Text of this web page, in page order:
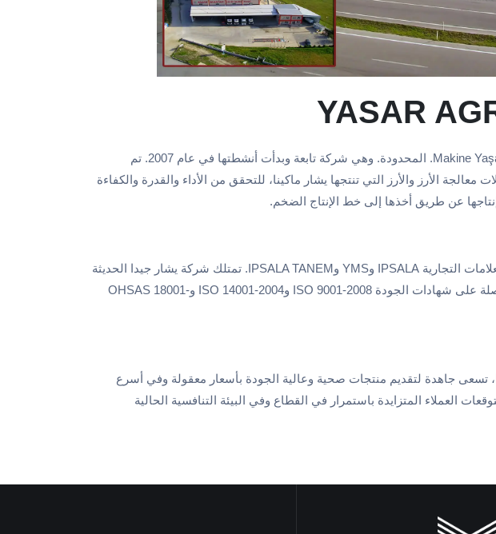
YASAR
منشأة معالجة الأرز Makine Yaşar Makine Sanayi ve Ticaret Ltd. المحدودة. وهي شركة تابعة وبدأت أنشطتها في عام 2007. تم
معالجة الأرز والأرز التي تنتجها يشار ماكينا، للتحقق من الأداء والقدرة والكفاءة
عن طريق أخذها إلى خط الإنتاج الضخم.
تواصل YAŞAR GIDA أنشطتها في إنتاج الأرز تحت العلامات التجارية IPSALA وYMS وIPSALA TANEM. تمتلك شركة يشار جيدا الحديثة
قدرة معالجة يومية للأرز تبلغ 150 طنًا في منشأتها حاصلة على شهادات الجودة ISO 9001-2008 وISO 14001-2004 وOHSAS 18001-
تسعى جاهدة لتقديم منتجات صحية وعالية الجودة بأسعار معقولة وفي أسرع
العملاء المتزايدة باستمرار في القطاع وفي البيئة التنافسية الحالية